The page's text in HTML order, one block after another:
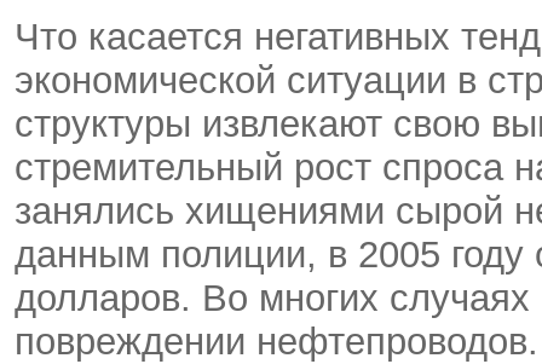
Что касается негативных
экономической ситуации в
структуры извлекают свою
стремительный рост спроса
занялись хищениями сырой
данным полиции, в 2005
долларов. Во многих
повреждении нефтепроводов.